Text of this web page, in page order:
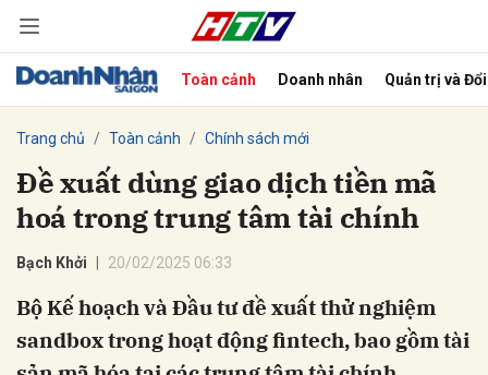
Toàn cảnh Doanh nhân Quản trị và
Trang chủ Toàn cảnh Chính sách mới
Đề xuất dùng giao dịch tiền mã
hoá trong trung tâm tài chính
Bạch Khởi 20/02/2025 06:33
Bộ Kế hoạch và Đầu tư đề xuất thử nghiệm
sandbox trong hoạt động fintech, bao gồm tài
Hủy